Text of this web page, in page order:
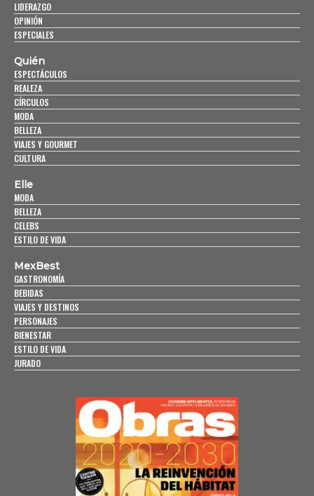
LIDERAZGO
OPINIÓN
ESPECIALES
Quién
ESPECTÁCULOS
REALEZA
CÍRCULOS
MODA
BELLEZA
VIAJES Y GOURMET
CULTURA
Elle
MODA
BELLEZA
CELEBS
ESTILO DE VIDA
MexBest
GASTRONOMÍA
BEBIDAS
VIAJES Y DESTINOS
PERSONAJES
BIENESTAR
ESTILO DE VIDA
JURADO